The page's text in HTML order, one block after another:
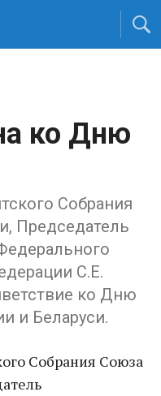
ко Дню
Собрания
Председатель
С.Е.
ко Дню
и Беларуси.
Собрания Союза